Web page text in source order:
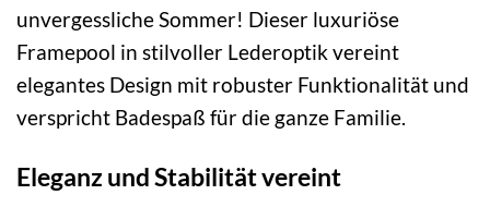
unvergessliche Sommer! Dieser luxuriöse
Framepool in stilvoller Lederoptik vereint
elegantes Design mit robuster Funktionalität und
verspricht Badespaß für die ganze Familie.
Eleganz und Stabilität vereint